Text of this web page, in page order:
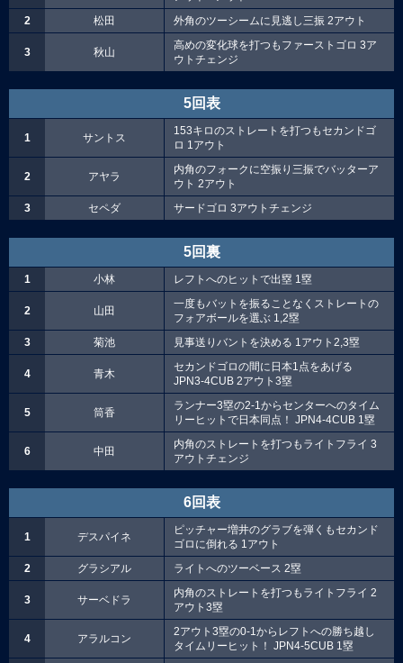
2
松田 外角のツーシームに見逃し三振 2アウト
3 秋山
高めの変化球を打つもファーストゴロ 3ア
ウトチェンジ
5回表
1 サントス
153キロのストレートを打つもセカンドゴ
ロ 1アウト
2 アヤラ
内角のフォークに空振り三振でバッターア
ウト 2アウト
3
セペダ サードゴロ 3アウトチェンジ
5回裏
1 小林 レフトへのヒットで出塁 1塁
2 山田
一度もバットを振ることなくストレートの
フォアボールを選ぶ 1,2塁
3
菊池 見事送りバントを決める 1アウト2,3塁
4 青木
セカンドゴロの間に日本1点をあげる
JPN3-4CUB 2アウト3塁
5 筒香
ランナー3塁の2-1からセンターへのタイム
リーヒットで日本同点！ JPN4-4CUB 1塁
6 中田
内角のストレートを打つもライトフライ 3
アウトチェンジ
6回表
1 デスパイネ
ピッチャー増井のグラブを弾くもセカンド
ゴロに倒れる 1アウト
2
グラシアル ライトへのツーベース 2塁
3 サーベドラ
内角のストレートを打つもライトフライ 2
アウト3塁
4 アラルコン
2アウト3塁の0-1からレフトへの勝ち越し
タイムリーヒット！ JPN4-5CUB 1塁